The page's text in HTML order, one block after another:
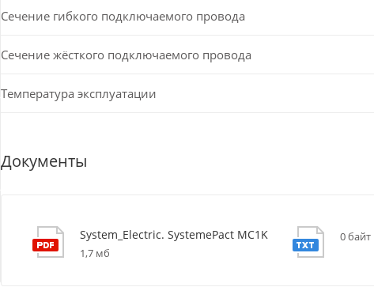
Сечение гибкого подключаемого провода
Сечение жёсткого подключаемого провода
Температура эксплуатации
Документы
System_Electric. SystemePact MC1K
1,7 мб
0 байт